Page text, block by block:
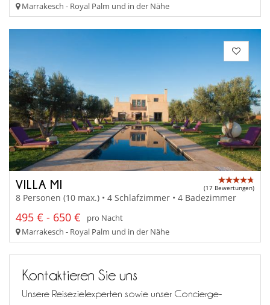
Marrakesch - Royal Palm und in der Nähe
VILLA MI (17 Bewertungen)
8 Personen (10 max.) • 4 Schlafzimmer • 4 Badezimmer
495 € - 650 €
pro Nacht
Marrakesch - Royal Palm und in der Nähe
Kontaktieren Sie uns
Unsere Reisezielexperten sowie unser Concierge-